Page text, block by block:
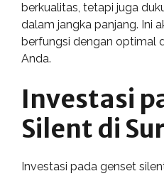
berkualitas, tetapi juga
dalam jangka panjang. Ini
berfungsi dengan optimal
Anda.
Investasi
Silent di
Investasi pada genset